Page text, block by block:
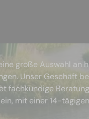
große Auswahl an
Unser Geschäft
fachkundige
mit einer 14-